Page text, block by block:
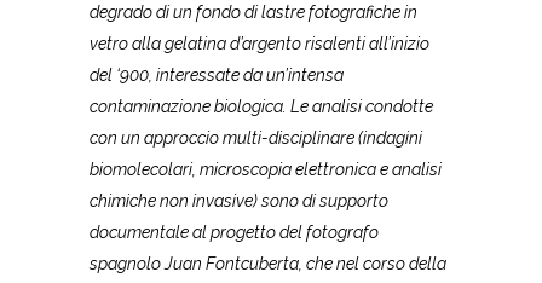
degrado di un fondo di lastre fotografiche in
vetro alla gelatina d’argento risalenti all’inizio
del ‘900, interessate da un’intensa
contaminazione biologica. Le analisi condotte
con un approccio multi-disciplinare (indagini
biomolecolari, microscopia elettronica e analisi
chimiche non invasive) sono di supporto
documentale al progetto del fotografo
spagnolo Juan Fontcuberta, che nel corso della